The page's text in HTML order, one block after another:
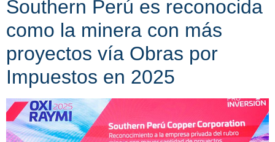
Southern Perú es reconocida
como la minera con más
proyectos vía Obras por
Impuestos en 2025